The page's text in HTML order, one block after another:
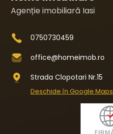
Agenție imobiliară Iasi
0750730459
office@homeimob.ro
Strada Clopotari Nr.15
Deschide în Google Maps